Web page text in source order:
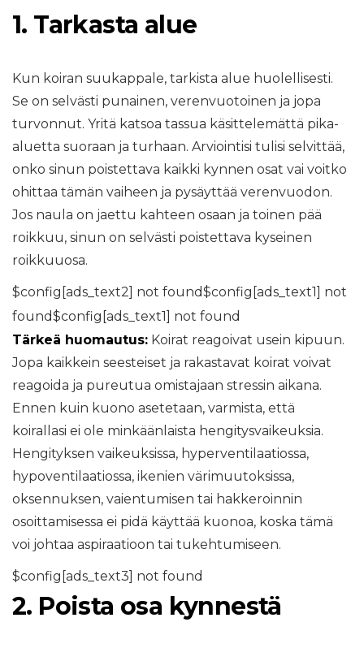
1. Tarkasta alue
Kun koiran suukappale, tarkista alue huolellisesti.
Se on selvästi punainen, verenvuotoinen ja jopa
turvonnut. Yritä katsoa tassua käsittelemättä pika-
aluetta suoraan ja turhaan. Arviointisi tulisi selvittää,
onko sinun poistettava kaikki kynnen osat vai voitko
ohittaa tämän vaiheen ja pysäyttää verenvuodon.
Jos naula on jaettu kahteen osaan ja toinen pää
roikkuu, sinun on selvästi poistettava kyseinen
roikkuuosa.
$config[ads_text2] not found$config[ads_text1] not
found$config[ads_text1] not found
Tärkeä huomautus: Koirat reagoivat usein kipuun.
Jopa kaikkein seesteiset ja rakastavat koirat voivat
reagoida ja pureutua omistajaan stressin aikana.
Ennen kuin kuono asetetaan, varmista, että
koirallasi ei ole minkäänlaista hengitysvaikeuksia.
Hengityksen vaikeuksissa, hyperventilaatiossa,
hypoventilaatiossa, ikenien värimuutoksissa,
oksennuksen, vaientumisen tai hakkeroinnin
osoittamisessa ei pidä käyttää kuonoa, koska tämä
voi johtaa aspiraatioon tai tukehtumiseen.
$config[ads_text3] not found
2. Poista osa kynnestä